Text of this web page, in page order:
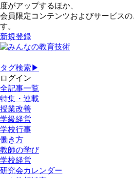
度がアップするほか、
会員限定コンテンツおよびサービス
す。
新規登録
タグ検索▶
ログイン
全記事一覧
特集・連載
授業改善
学級経営
学校行事
働き方
教師の学び
学校経営
研究会カレンダー